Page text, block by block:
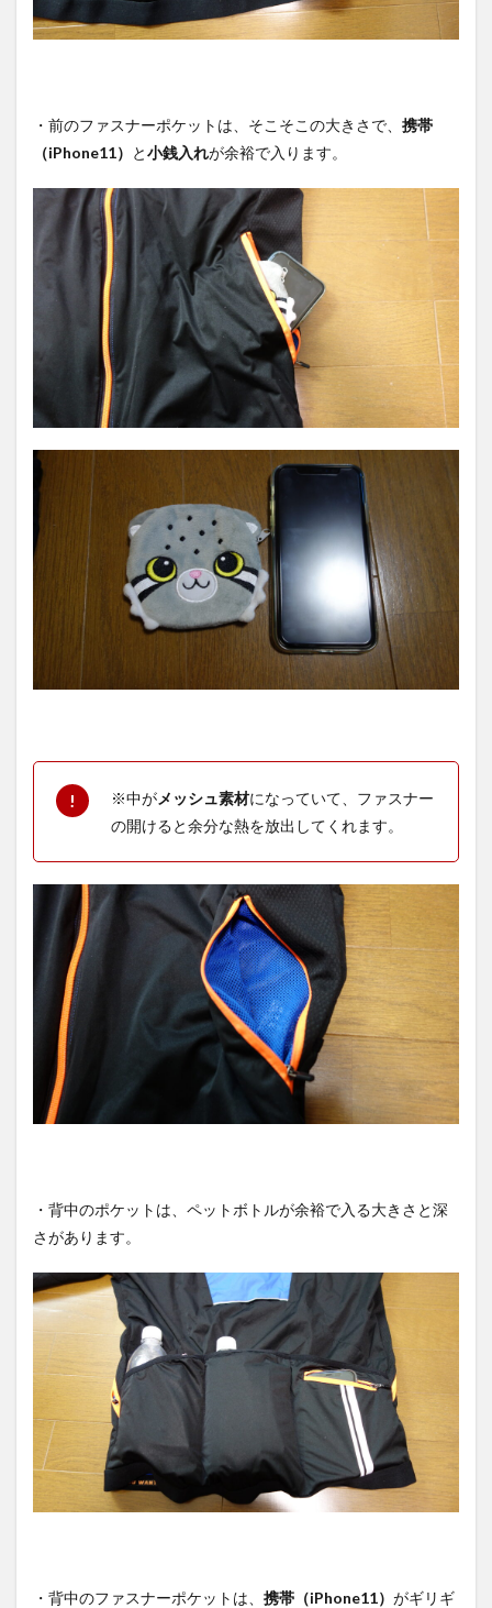
・前のファスナーポケットは、そこそこの大きさで、 携帯
（iPhone11） と小銭入れが余裕で入ります。
※中がメッシュ素材になっていて、ファスナー
の開けると余分な熱を放出してくれます。
・背中のポケットは、ペットボトルが余裕で入る大きさと深
さがあります。
・背中のファスナーポケットは、 携帯（iPhone11） がギリギ